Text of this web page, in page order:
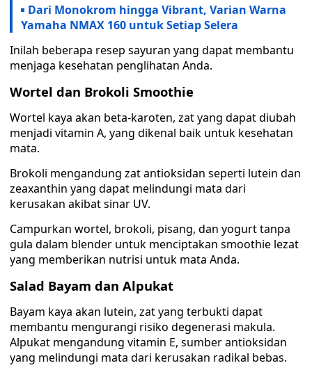
Dari Monokrom hingga Vibrant, Varian Warna
Yamaha NMAX 160 untuk Setiap Selera
Inilah beberapa resep sayuran yang dapat membantu
menjaga kesehatan penglihatan Anda.
Wortel dan Brokoli Smoothie
Wortel kaya akan beta-karoten, zat yang dapat diubah
menjadi vitamin A, yang dikenal baik untuk kesehatan
mata.
Brokoli mengandung zat antioksidan seperti lutein dan
zeaxanthin yang dapat melindungi mata dari
kerusakan akibat sinar UV.
Campurkan wortel, brokoli, pisang, dan yogurt tanpa
gula dalam blender untuk menciptakan smoothie lezat
yang memberikan nutrisi untuk mata Anda.
Salad Bayam dan Alpukat
Bayam kaya akan lutein, zat yang terbukti dapat
membantu mengurangi risiko degenerasi makula.
Alpukat mengandung vitamin E, sumber antioksidan
yang melindungi mata dari kerusakan radikal bebas.